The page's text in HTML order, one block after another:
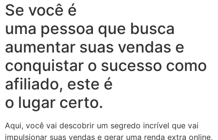
Se você é
uma pessoa que busca
aumentar suas vendas e
conquistar o sucesso como
afiliado, este é
o lugar certo.
Aqui, você vai descobrir um segredo incrível que vai
impulsionar suas vendas e gerar uma renda extra online,